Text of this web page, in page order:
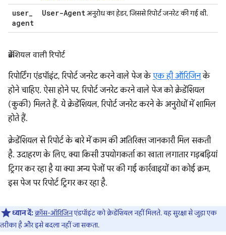
user
agent
User-Agent अनुरोध का हेडर, जिससे रिपोर्ट जनरेट की गई थी.
क्रेडेंशियल वाली रिपोर्ट
रिपोर्टिंग एंडपॉइंट, रिपोर्ट जनरेट करने वाले पेज केएक ही ऑरिजिनके
होने चाहिए. ऐसा होने पर, रिपोर्ट जनरेट करने वाले पेज को क्रेडेंशियल
(कुकी) मिलते हैं. ये क्रेडेंशियल, रिपोर्ट जनरेट करने के अनुरोधों में शामिल
होते हैं.
क्रेडेंशियल से रिपोर्ट के बारे में काम की अतिरिक्त जानकारी मिल सकती
है. उदाहरण के लिए, क्या किसी उपयोगकर्ता का खाता लगातार गड़बड़ियां
ट्रिगर कर रहा है या क्या अन्य पेजों पर की गई कार्रवाइयों का कोई क्रम,
इस पेज पर रिपोर्ट ट्रिगर कर रहा है.
ध्यान दें:क्रॉस-ऑरिजिनएंडपॉइंट को क्रेडेंशियल नहीं मिलते. यह सुरक्षा से जुड़ा एक
तरीका है और इसे बदला नहीं जा सकता.